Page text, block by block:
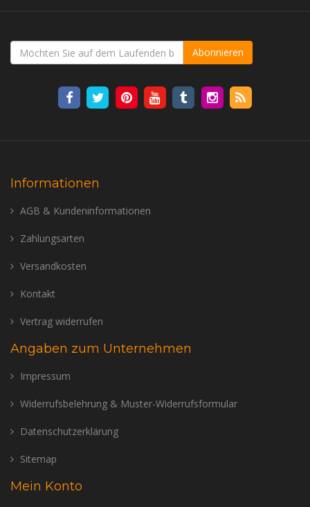
Abonnieren
Informationen
AGB & Kundeninformationen
Zahlungsarten
Versandkosten
Kontakt
Vertrag widerrufen
Angaben zum Unternehmen
Impressum
Widerrufsbelehrung & Muster-Widerrufsformular
Datenschutzerklärung
Sitemap
Mein Konto